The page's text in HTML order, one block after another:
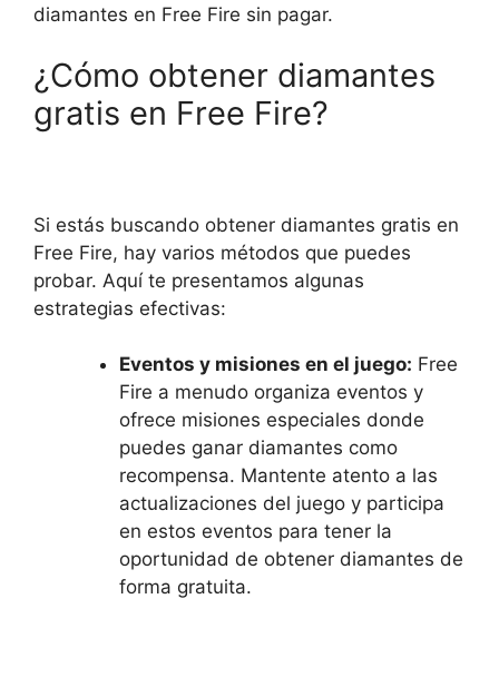
diamantes en Free Fire sin pagar.
¿Cómo obtener diamantes
gratis en Free Fire?
Si estás buscando obtener diamantes gratis en
Free Fire, hay varios métodos que puedes
probar. Aquí te presentamos algunas
estrategias efectivas:
Eventos y misiones en el juego: Free
Fire a menudo organiza eventos y
ofrece misiones especiales donde
puedes ganar diamantes como
recompensa. Mantente atento a las
actualizaciones del juego y participa
en estos eventos para tener la
oportunidad de obtener diamantes de
forma gratuita.